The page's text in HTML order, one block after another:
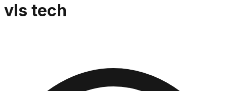
vls tech